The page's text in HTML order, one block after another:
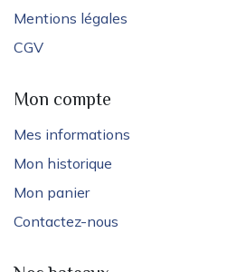
Mentions légales
CGV
Mon compte
Mes informations
Mon historique
Mon panier
Contactez-nous